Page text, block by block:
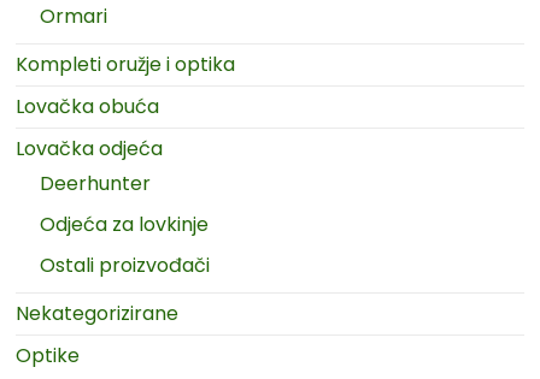
Ormari
Kompleti oružje i optika
Lovačka obuća
Lovačka odjeća
Deerhunter
Odjeća za lovkinje
Ostali proizvođači
Nekategorizirane
Optike